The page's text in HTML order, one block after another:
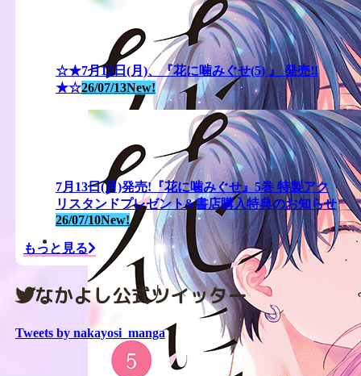
☆★7月13日(月)、『花に噛みぐせ(5) 』 発売!!
★☆26/07/13New!
7月13日(月)発売!『花に噛みぐせ』5巻 特製アク
リスタンドプレゼント&書店購入特典のお知らせ
26/07/10New!
もっと見る
なかよし公式ツイッター
Tweets by nakayosi_manga